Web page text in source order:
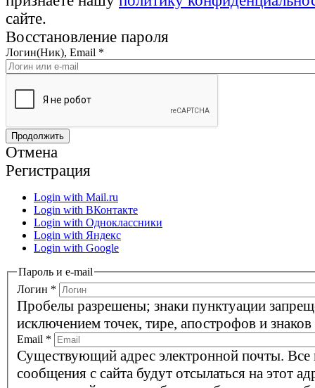
сайте.
Восстановление пароля
Логин(Ник), Email *
Отмена
Регистрация
Login with Mail.ru
Login with ВКонтакте
Login with Одноклассники
Login with Яндекс
Login with Google
Пароль и e-mail
Логин *
Пробелы разрешены; знаки пунктуации
исключением точек, тире, апострофов и
Email *
Существующий адрес электронной почты. Все
сообщения с сайта будут отсылаться на этот